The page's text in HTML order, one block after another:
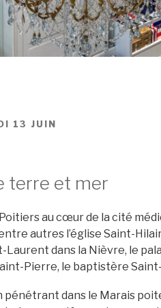
13 JUIN
terre et mer
au cœur de la cité
autres l’église Saint-
Laurent dans la Nièvre, le
Pierre, le baptistère
dans le Marais